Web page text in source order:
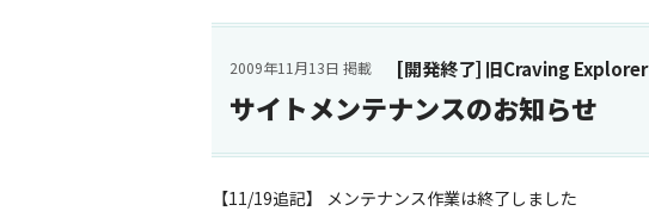
[開発終了] 旧Craving Explorer
2009年11月13日 掲載
サイトメンテナンスのお知らせ
【11/19追記】 メンテナンス作業は終了しました